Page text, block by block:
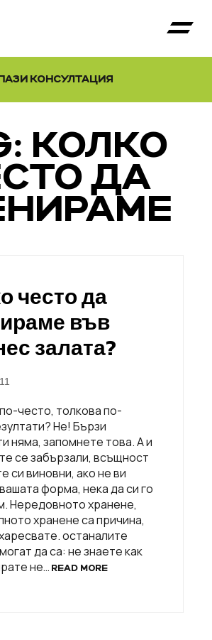
КОНСУЛТАЦИЯ
КОЛКО
ДА
често да
във
залата?
често, толкова по-
Не! Бързи
няма, запомнете това. А и
се забързали, всъщност
си виновни, ако не ви
форма, нека да си го
Нередовното хранене,
хранене са причина,
останалите
да са: не знаете как
не… READ MORE